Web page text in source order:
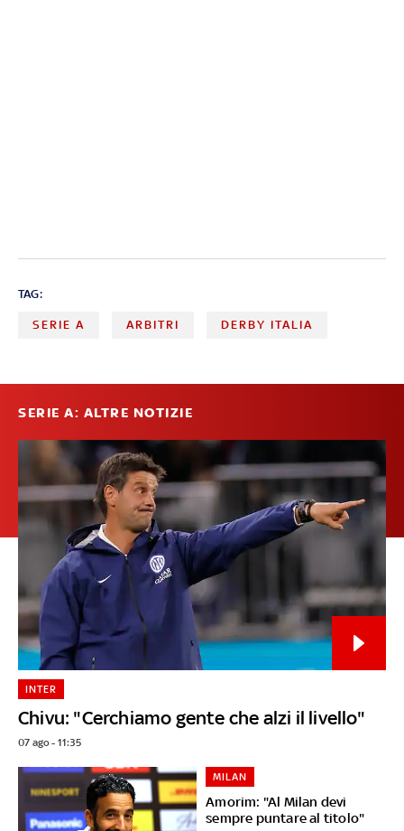
TAG:
SERIE A ARBITRI DERBY ITALIA
SERIE A: ALTRE NOTIZIE
Chivu: "Cerchiamo gente che alzi il livello"
INTER
07 ago - 11:35
Amorim: "Al Milan devi
sempre puntare al titolo"
MILAN